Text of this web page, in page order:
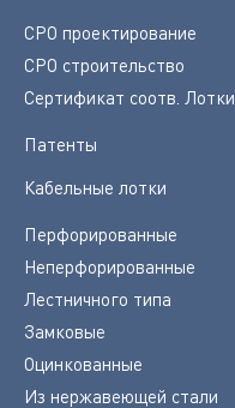
СРО проектирование
СРО строительство
Сертификат соотв. Лотки
Патенты
Кабельные лотки
Перфорированные
Неперфорированные
Лестничного типа
Замковые
Оцинкованные
Из нержавеющей стали